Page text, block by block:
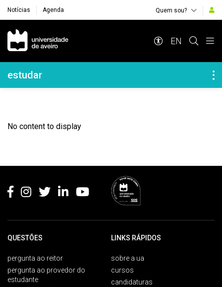
Notícias Agenda Quem sou?
Navegação Principal
EN
Navegação Lateral
estudar
No content to display
QUESTÕES
pergunta ao reitor
pergunta ao provedor do
estudante
LINKS RÁPIDOS
sobre a ua
cursos
candidaturas